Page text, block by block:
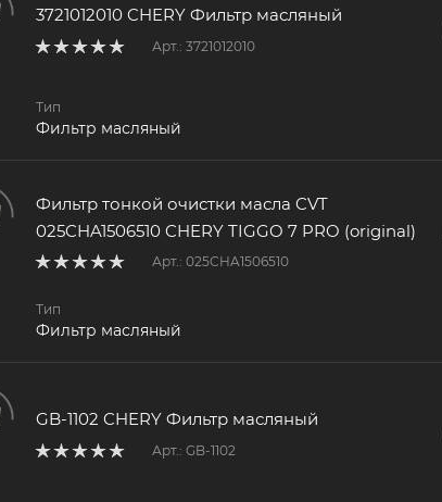
3721012010 CHERY Фильтр масляный
Арт.: 3721012010
Тип
Фильтр масляный
Фильтр тонкой очистки масла CVT
025CHA1506510 CHERY TIGGO 7 PRO (original)
Арт.: 025CHA1506510
Тип
Фильтр масляный
GB-1102 CHERY Фильтр масляный
Арт.: GB-1102